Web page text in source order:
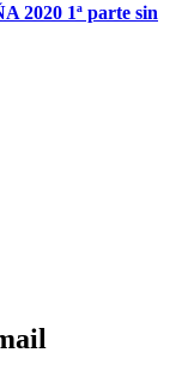
2020 1ª parte sin